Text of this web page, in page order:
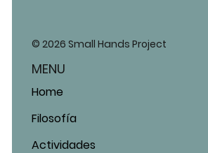
MENU
Home
Filosofía
Actividades
© 2026 Small Hands Project